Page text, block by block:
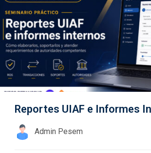
Reportes UIAF e Informes
Admin Pesem